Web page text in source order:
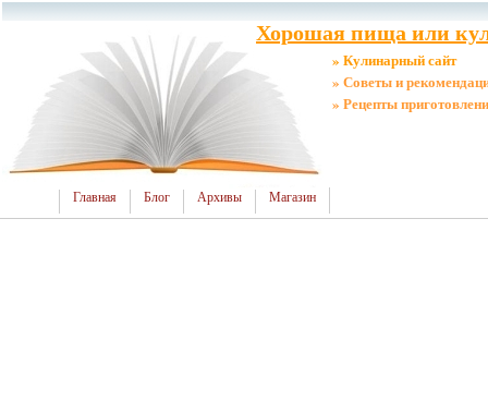
Хорошая пища или
» Кулинарный сайт
» Советы и
» Рецепты
Главная Блог Архивы Магазин